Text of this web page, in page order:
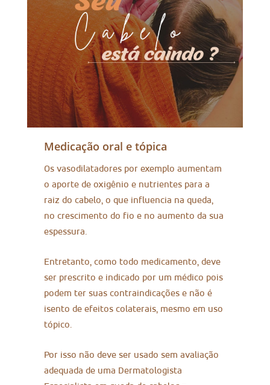
Medicação oral e tópica
Os vasodilatadores por exemplo aumentam
o aporte de oxigênio e nutrientes para a
raiz do cabelo, o que influencia na queda,
no crescimento do fio e no aumento da sua
espessura.
Entretanto, como todo medicamento, deve
ser prescrito e indicado por um médico pois
podem ter suas contraindicações e não é
isento de efeitos colaterais, mesmo em uso
tópico.
Por isso não deve ser usado sem avaliação
adequada de uma Dermatologista